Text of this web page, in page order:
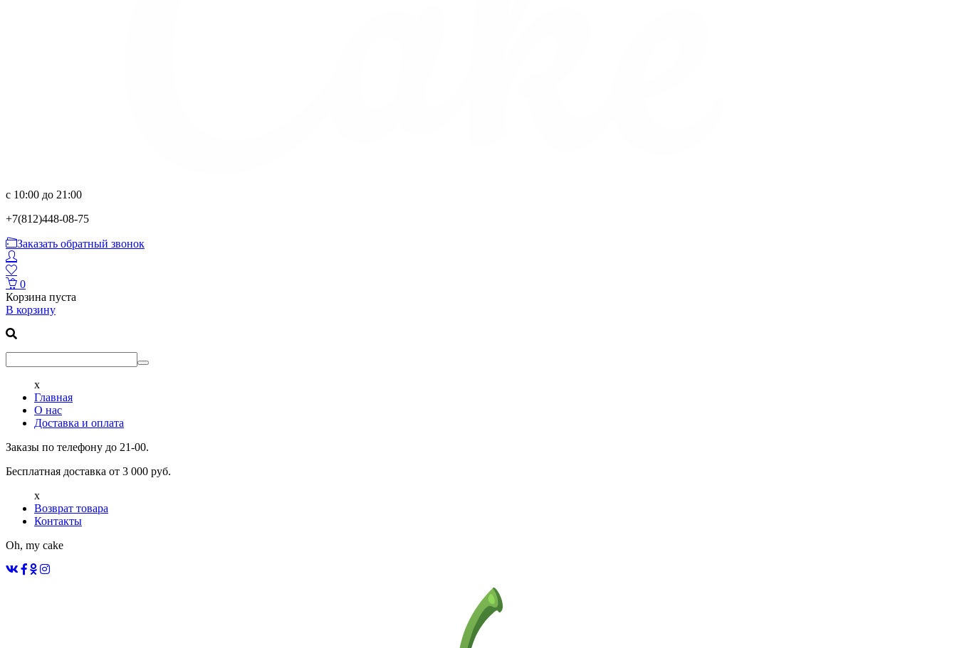
с 10:00 до 21:00
+7(812)448-08-75
Заказать обратный звонок
0
Корзина пуста
В корзину
x
Главная
О нас
Доставка и оплата
Заказы по телефону до 21-00.
Бесплатная доставка от 3 000 руб.
x
Возврат товара
Контакты
Oh, my cake